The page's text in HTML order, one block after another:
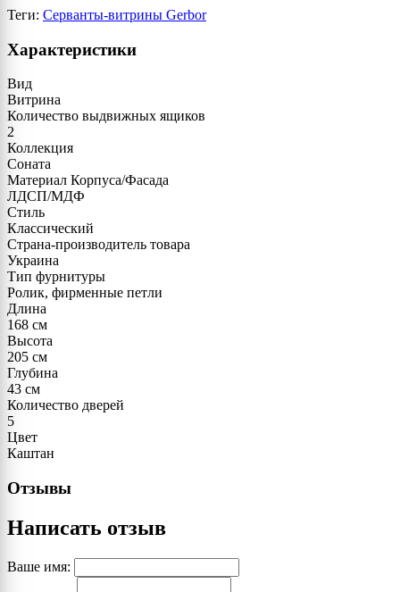
Теги: Серванты-витрины Gerbor
Характеристики
Вид
Витрина
Количество выдвижных ящиков
2
Коллекция
Соната
Материал Корпуса/Фасада
ЛДСП/МДФ
Стиль
Классический
Страна-производитель товара
Украина
Тип фурнитуры
Ролик, фирменные петли
Длина
168 см
Высота
205 см
Глубина
43 см
Количество дверей
5
Цвет
Каштан
Отзывы
Написать отзыв
Ваше имя: